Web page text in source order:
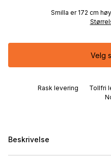
Smilla er 172 cm
Velg
Rask levering
Tollfri
Beskrivelse